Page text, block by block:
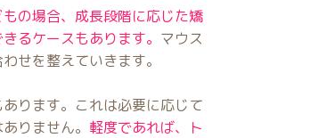
もの場合、成長段階に応じた矯
るケースもあります。 マウス
せを整えていきます。
ります。これは必要に応じて
りません。 軽度であれば、ト